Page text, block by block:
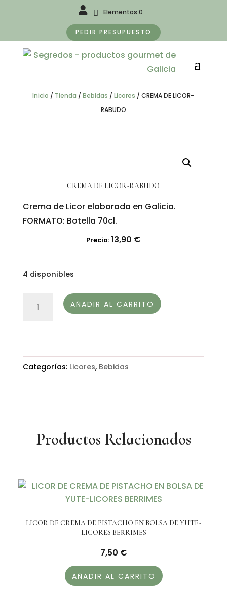
Elementos 0
PEDIR PRESUPUESTO
Inicio / Tienda /Bebidas /Licores /CREMA DE LICOR-
RABUDO
CREMA DE LICOR-RABUDO
Crema de Licor elaborada en Galicia.
FORMATO: Botella 70cl.
Precio:13,90 €
4 disponibles
cantidad
AÑADIR AL CARRITO
Categorías: Licores, Bebidas
Productos Relacionados
LICOR DE CREMA DE PISTACHO EN BOLSA DE YUTE-
LICORES BERRIMES
7,50 €
AÑADIR AL CARRITO